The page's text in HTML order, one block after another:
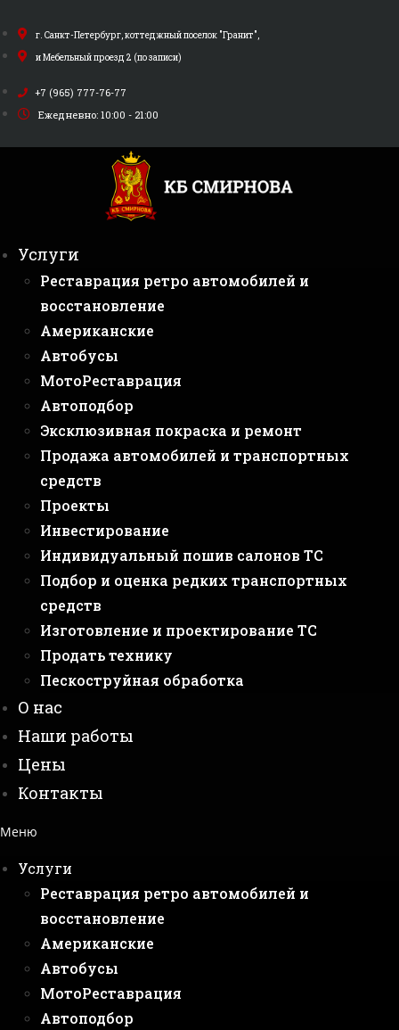
к
содержимому
г. Санкт-Петербург, коттеджный поселок "Гранит",
и Мебельный проезд 2 (по записи)
+7 (965) 777-76-77
Ежедневно: 10:00 - 21:00
Услуги
Реставрация ретро автомобилей и
восстановление
Американские
Автобусы
МотоРеставрация
Автоподбор
Эксклюзивная покраска и ремонт
Продажа автомобилей и транспортных
средств
Проекты
Инвестирование
Индивидуальный пошив салонов ТС
Подбор и оценка редких транспортных
средств
Изготовление и проектирование ТС
Продать технику
Пескоструйная обработка
О нас
Наши работы
Цены
Контакты
Меню
Услуги
Реставрация ретро автомобилей и
восстановление
Американские
Автобусы
МотоРеставрация
Автоподбор